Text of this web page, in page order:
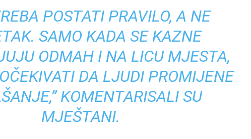
POSTATI PRAVILO, A NE
SAMO KADA SE KAZNE
ODMAH I NA LICU MJESTA,
DA LJUDI PROMIJENE
KOMENTARISALI SU
MJEŠTANI.